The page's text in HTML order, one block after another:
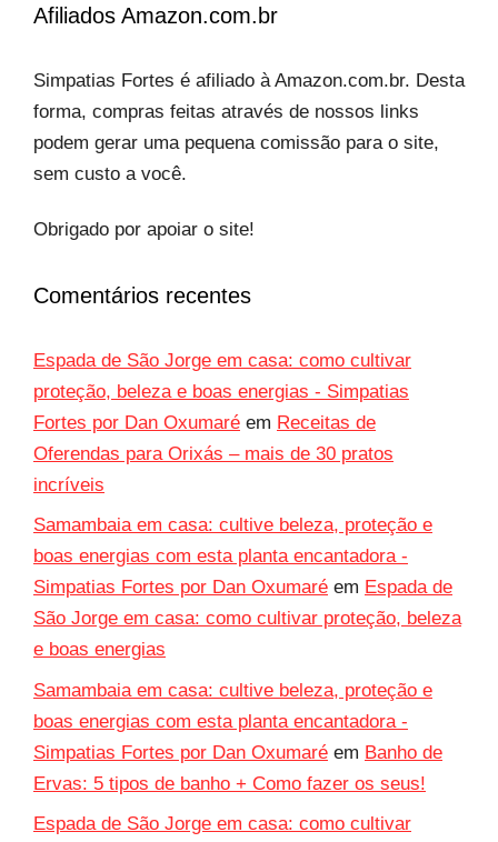
Afiliados Amazon.com.br
Simpatias Fortes é afiliado à Amazon.com.br. Desta
forma, compras feitas através de nossos links
podem gerar uma pequena comissão para o site,
sem custo a você.
Obrigado por apoiar o site!
Comentários recentes
Espada de São Jorge em casa: como cultivar
proteção, beleza e boas energias - Simpatias
Fortes por Dan Oxumaré em Receitas de
Oferendas para Orixás – mais de 30 pratos
incríveis
Samambaia em casa: cultive beleza, proteção e
boas energias com esta planta encantadora -
Simpatias Fortes por Dan Oxumaré em Espada de
São Jorge em casa: como cultivar proteção, beleza
e boas energias
Samambaia em casa: cultive beleza, proteção e
boas energias com esta planta encantadora -
Simpatias Fortes por Dan Oxumaré em Banho de
Ervas: 5 tipos de banho + Como fazer os seus!
Espada de São Jorge em casa: como cultivar